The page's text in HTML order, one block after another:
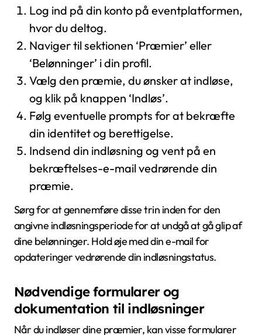
Log ind på din konto på eventplatformen,
hvor du deltog.
Naviger til sektionen ‘Præmier’ eller
‘Belønninger’ i din profil.
Vælg den præmie, du ønsker at indløse,
og klik på knappen ‘Indløs’.
Følg eventuelle prompts for at bekræfte
din identitet og berettigelse.
Indsend din indløsning og vent på en
bekræftelses-e-mail vedrørende din
præmie.
Sørg for at gennemføre disse trin inden for den
angivne indløsningsperiode for at undgå at gå glip af
dine belønninger. Hold øje med din e-mail for
opdateringer vedrørende din indløsningstatus.
Nødvendige formularer og
dokumentation til indløsninger
Når du indløser dine præmier, kan visse formularer